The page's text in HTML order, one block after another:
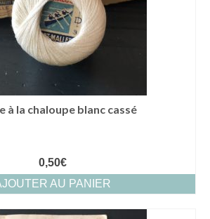
à la chaloupe blanc cassé
0,50€
AU PANIER